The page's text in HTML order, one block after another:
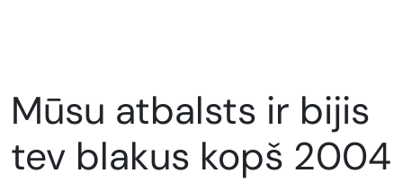
Mūsu atbalsts ir bijis
tev blakus kopš 2004